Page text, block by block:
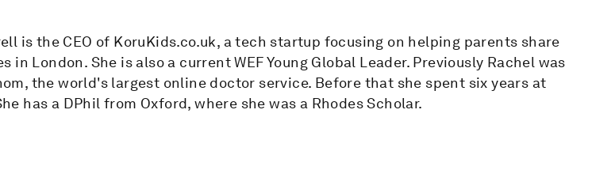
is the CEO of KoruKids.co.uk, a tech startup focusing on helping parents share
in London. She is also a current WEF Young Global Leader. Previously Rachel was
the world's largest online doctor service. Before that she spent six years at
has a DPhil from Oxford, where she was a Rhodes Scholar.